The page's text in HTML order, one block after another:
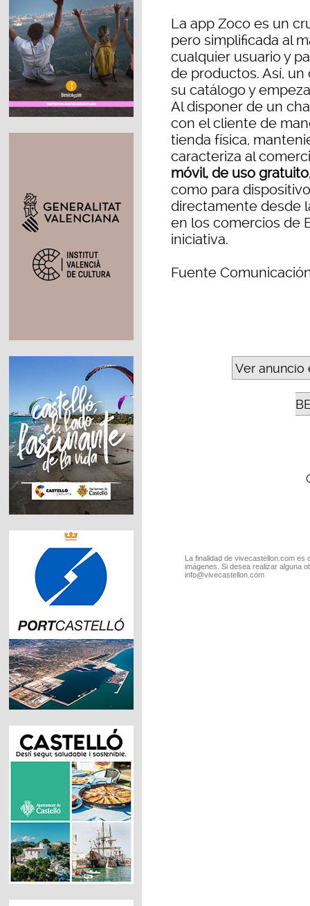
La app Zoco es un
pero simplificada al
cualquier usuario y
de productos. Así,
su catálogo y
Al disponer de un
con el cliente de
tienda física,
caracteriza al
móvil, de uso gratuito
como para
directamente desde
en los comercios de
iniciativa.
Fuente
Ver anuncio
La finalidad de vivecastellon.com
imágenes. Si desea realizar alguna
info@vivecastellon.com